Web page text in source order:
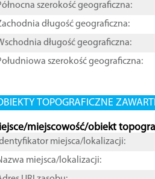
szerokość geograficzna:
długość geograficzna:
długość geograficzna:
szerokość geograficzna:
TOPOGRAFICZNE
miejscowość/obiekt
miejsca/lokalizacji:
miejsca/lokalizacji: